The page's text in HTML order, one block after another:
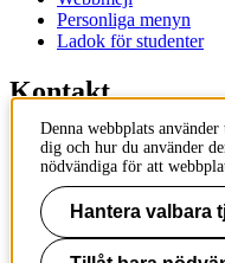
Personliga menyn
Ladok för studenter
Kontakt
Kontakta
Kontakta kurs
IT-support
KTH Entré
Denna webbplats
dig och hur du använder
nödvändiga för att
Hantera valbara